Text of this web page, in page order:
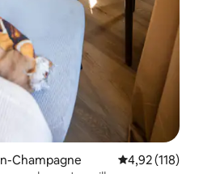
Champagne Évaluation
4,92 (118)